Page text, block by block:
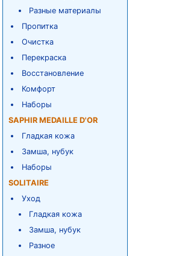
Разные материалы
Пропитка
Очистка
Перекраска
Восстановление
Комфорт
Наборы
SAPHIR MEDAILLE D'OR
Гладкая кожа
Замша, нубук
Наборы
SOLITAIRE
Уход
Гладкая кожа
Замша, нубук
Разное